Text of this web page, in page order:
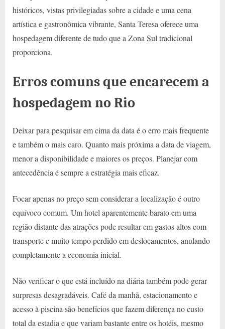
históricos, vistas privilegiadas sobre a cidade e uma cena
artística e gastronômica vibrante, Santa Teresa oferece uma
hospedagem diferente de tudo que a Zona Sul tradicional
proporciona.
Erros comuns que encarecem a
hospedagem no Rio
Deixar para pesquisar em cima da data é o erro mais frequente
e também o mais caro. Quanto mais próxima a data de viagem,
menor a disponibilidade e maiores os preços. Planejar com
antecedência é sempre a estratégia mais eficaz.
Focar apenas no preço sem considerar a localização é outro
equívoco comum. Um hotel aparentemente barato em uma
região distante das atrações pode resultar em gastos altos com
transporte e muito tempo perdido em deslocamentos, anulando
completamente a economia inicial.
Não verificar o que está incluído na diária também pode gerar
surpresas desagradáveis. Café da manhã, estacionamento e
acesso à piscina são benefícios que fazem diferença no custo
total da estadia e que variam bastante entre os hotéis, mesmo